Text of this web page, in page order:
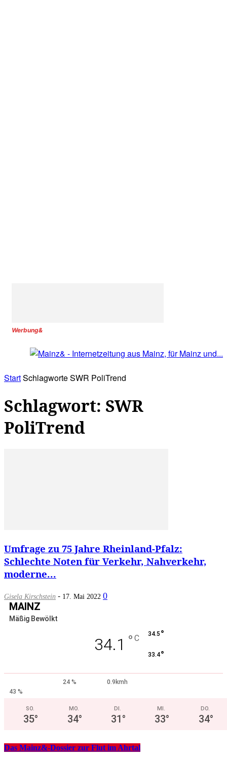
Werbung&
StartSchlagworteSWR PoliTrend
Schlagwort: SWR
PoliTrend
Umfrage zu 75 Jahre Rheinland-Pfalz:
Schlechte Noten für Verkehr, Nahverkehr,
moderne...
Gisela Kirschstein - 17. Mai 2022 0
MAINZ
Mäßig Bewölkt
34.1 ° C 34.5 °
33.4°
24 %
0.9kmh
43 %
SO.
35°
MO.
34°
DI.
31°
MI.
33°
DO.
34°
Das Mainz&-Dossier zur Flut im Ahrtal